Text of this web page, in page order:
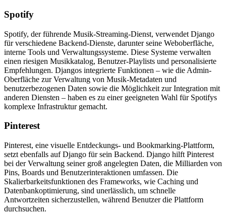
Spotify
Spotify, der führende Musik-Streaming-Dienst, verwendet Django
für verschiedene Backend-Dienste, darunter seine Weboberfläche,
interne Tools und Verwaltungssysteme. Diese Systeme verwalten
einen riesigen Musikkatalog, Benutzer-Playlists und personalisierte
Empfehlungen. Djangos integrierte Funktionen – wie die Admin-
Oberfläche zur Verwaltung von Musik-Metadaten und
benutzerbezogenen Daten sowie die Möglichkeit zur Integration mit
anderen Diensten – haben es zu einer geeigneten Wahl für Spotifys
komplexe Infrastruktur gemacht.
Pinterest
Pinterest, eine visuelle Entdeckungs- und Bookmarking-Plattform,
setzt ebenfalls auf Django für sein Backend. Django hilft Pinterest
bei der Verwaltung seiner groß angelegten Daten, die Milliarden von
Pins, Boards und Benutzerinteraktionen umfassen. Die
Skalierbarkeitsfunktionen des Frameworks, wie Caching und
Datenbankoptimierung, sind unerlässlich, um schnelle
Antwortzeiten sicherzustellen, während Benutzer die Plattform
durchsuchen.